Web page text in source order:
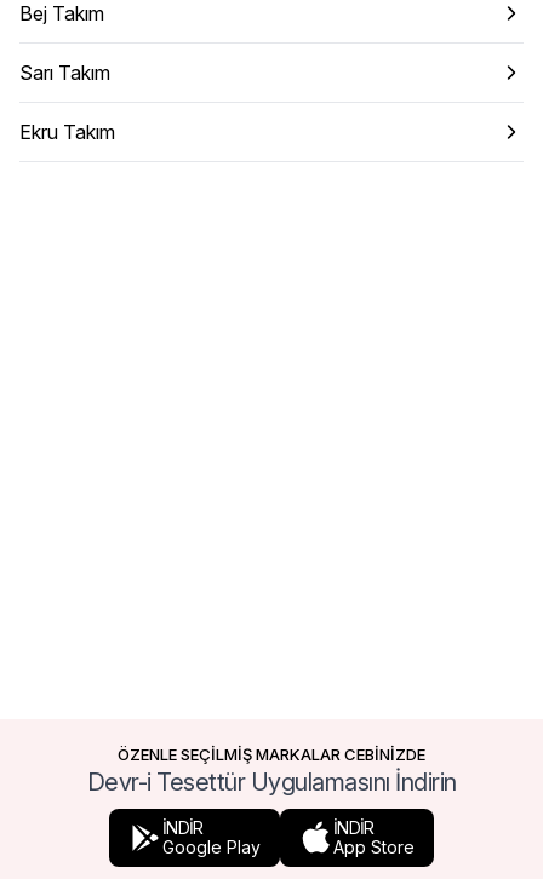
Bej Takım
Sarı Takım
Ekru Takım
ÖZENLE SEÇİLMİŞ MARKALAR CEBİNİZDE
Devr-i Tesettür Uygulamasını İndirin
İNDİR
Google Play
İNDİR
App Store